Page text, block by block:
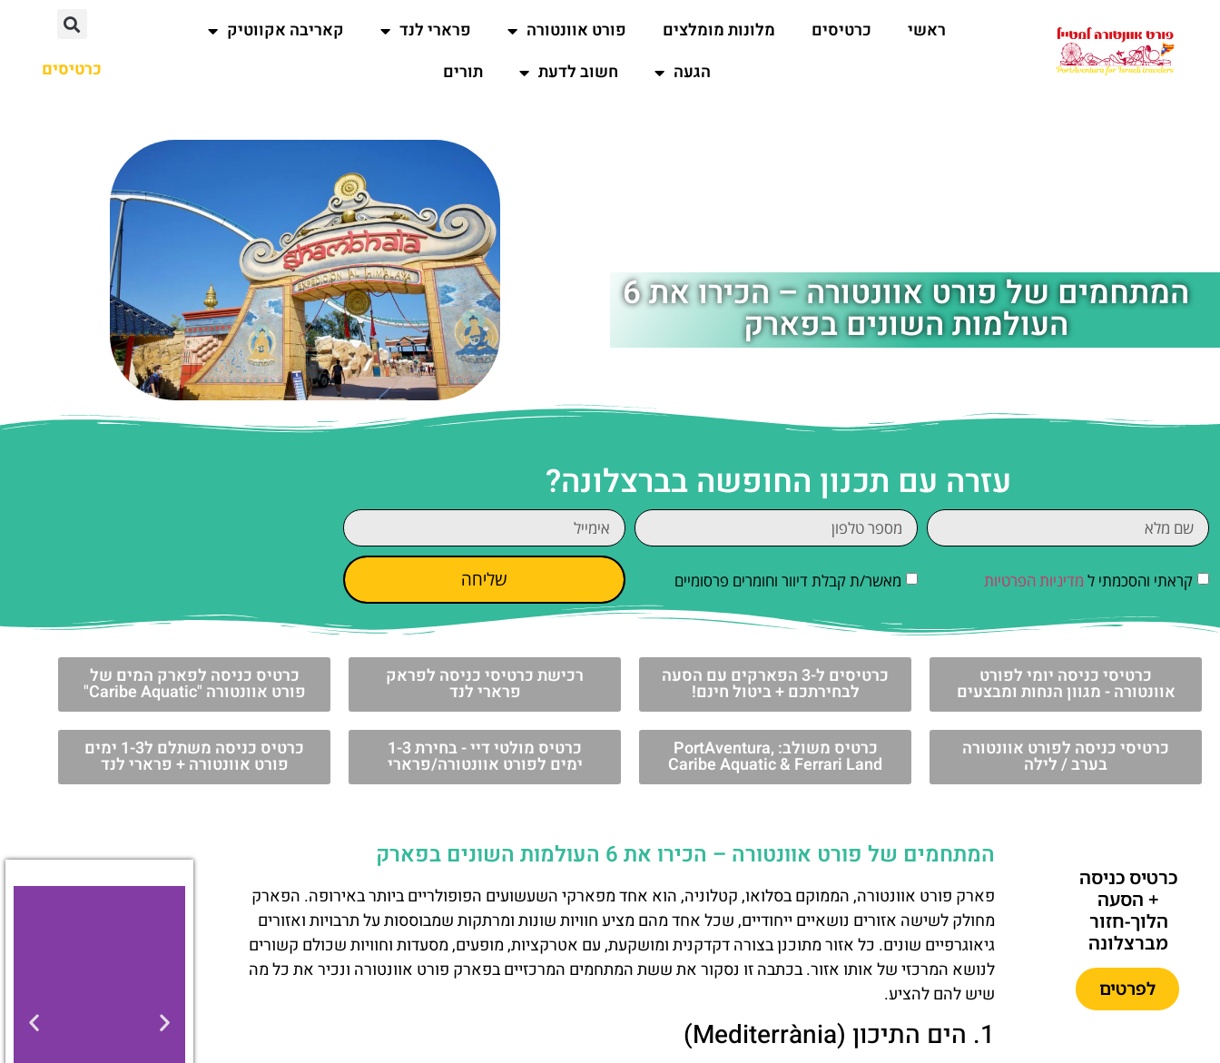
ראשי כרטיסים מלונות מומלצים פורט אוונטורה פרארי לנד
קאריבה אקווטיק
הגעה
חשוב לדעת תורים כרטיסים
המתחמים של פורט אוונטורה – הכירו את 6
העולמות השונים בפארק
עזרה עם תכנון החופשה בברצלונה?
קראתי והסכמתי ל מדיניות הפרטיות מאשר/ת קבלת דיוור וחומרים פרסומיים שליחה
כרטיסי כניסה יומי לפורט
אוונטורה - מגוון הנחות ומבצעים
כרטיסי כניסה לפורט אוונטורה
בערב / לילה
כרטיסים ל-3 הפארקים עם הסעה
לבחירתכם + ביטול חינם!
כרטיס משולב: PortAventura,
Caribe Aquatic & Ferrari Land
רכישת כרטיסי כניסה לפראק
פרארי לנד
כרטיס מולטי דיי - בחירת 1-3
ימים לפורט אוונטורה/פרארי
כרטיס כניסה לפארק המים של
פורט אוונטורה "Caribe Aquatic"
כרטיס כניסה משתלם ל1-3 ימים
פורט אוונטורה + פרארי לנד
כרטיס כניסה
+ הסעה
הלוך-חזור
מברצלונה
לפרטים
המתחמים של פורט אוונטורה – הכירו את 6 העולמות השונים בפארק
פארק פורט אוונטורה, הממוקם בסלואו, קטלוניה, הוא אחד מפארקי השעשועים הפופולריים ביותר באירופה. הפארק
מחולק לשישה אזורים נושאיים ייחודיים, שכל אחד מהם מציע חוויות שונות ומרתקות שמבוססות על תרבויות ואזורים
גיאוגרפיים שונים. כל אזור מתוכנן בצורה דקדקנית ומושקעת, עם אטרקציות, מופעים, מסעדות וחוויות שכולם קשורים
לנושא המרכזי של אותו אזור. בכתבה זו נסקור את ששת המתחמים המרכזיים בפארק פורט אוונטורה ונכיר את כל מה
שיש להם להציע.
1. הים התיכון (Mediterrània)